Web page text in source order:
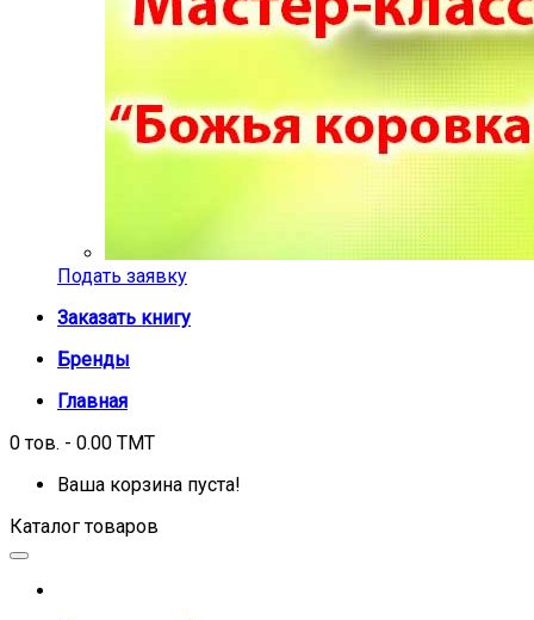
Подать заявку
Заказать книгу
Бренды
Главная
0 тов. - 0.00 TMT
Ваша корзина пуста!
Каталог товаров